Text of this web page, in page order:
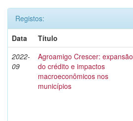
Registos:
Data
Título
2022-
09
Agroamigo Crescer: expansão
do crédito e impactos
macroeconômicos nos
municípios